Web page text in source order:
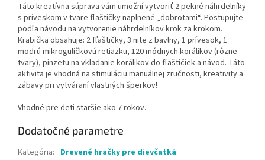
Táto kreatívna súprava vám umožní vytvoriť 2 pekné náhrdelníky
s príveskom v tvare fľaštičky naplnené „dobrotami“. Postupujte
podľa návodu na vytvorenie náhrdelníkov krok za krokom.
Krabička obsahuje: 2 fľaštičky, 3 nite z bavlny, 1 prívesok, 1
modrú mikroguličkovú retiazku, 120 módnych korálikov (rôzne
tvary), pinzetu na vkladanie korálikov do fľaštičiek a návod. Táto
aktivita je vhodná na stimuláciu manuálnej zručnosti, kreativity a
zábavy pri vytváraní vlastných šperkov!
Vhodné pre deti staršie ako 7 rokov.
Dodatočné parametre
Kategória: Drevené hračky pre dievčatká